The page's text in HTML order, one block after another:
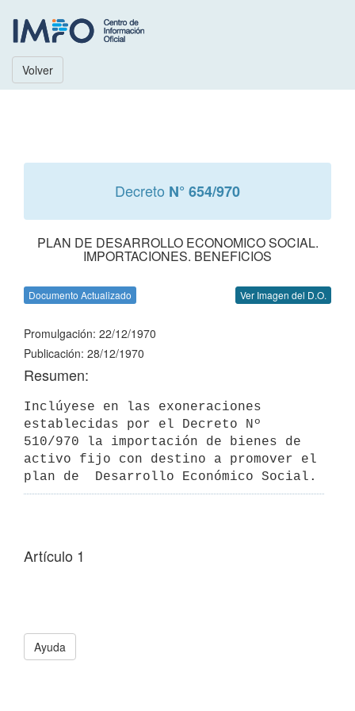
Volver
Decreto N° 654/970
PLAN DE DESARROLLO ECONOMICO SOCIAL.
IMPORTACIONES. BENEFICIOS
Documento Actualizado Ver Imagen del D.O.
Promulgación: 22/12/1970
Publicación: 28/12/1970
Resumen:
Inclúyese en las exoneraciones
establecidas por el Decreto Nº
510/970 la importación de bienes de
activo fijo con destino a promover el
plan de  Desarrollo Económico Social.
Artículo 1
Ayuda